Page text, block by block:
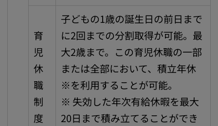
育
児
休
職
制
度
子どもの1歳の誕生日の前日まで
に2回までの分割取得が可能。最
大2歳まで。この育児休職の一部
または全部において、積立年休
※を利用することが可能。
※ 失効した年次有給休暇を最大
20日まで積み立てることができ